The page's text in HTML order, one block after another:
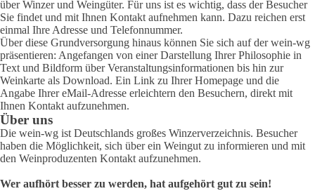
über Winzer und Weingüter. Für uns ist es wichtig, dass der Besucher
Sie findet und mit Ihnen Kontakt aufnehmen kann. Dazu reichen erst
einmal Ihre Adresse und Telefonnummer.
Über diese Grundversorgung hinaus können Sie sich auf der wein-wg
präsentieren: Angefangen von einer Darstellung Ihrer Philosophie in
Text und Bildform über Veranstaltungsinformationen bis hin zur
Weinkarte als Download. Ein Link zu Ihrer Homepage und die
Angabe Ihrer eMail-Adresse erleichtern den Besuchern, direkt mit
Ihnen Kontakt aufzunehmen.
Über uns
Die wein-wg ist Deutschlands großes Winzerverzeichnis. Besucher
haben die Möglichkeit, sich über ein Weingut zu informieren und mit
den Weinproduzenten Kontakt aufzunehmen.
Wer aufhört besser zu werden, hat aufgehört gut zu sein!